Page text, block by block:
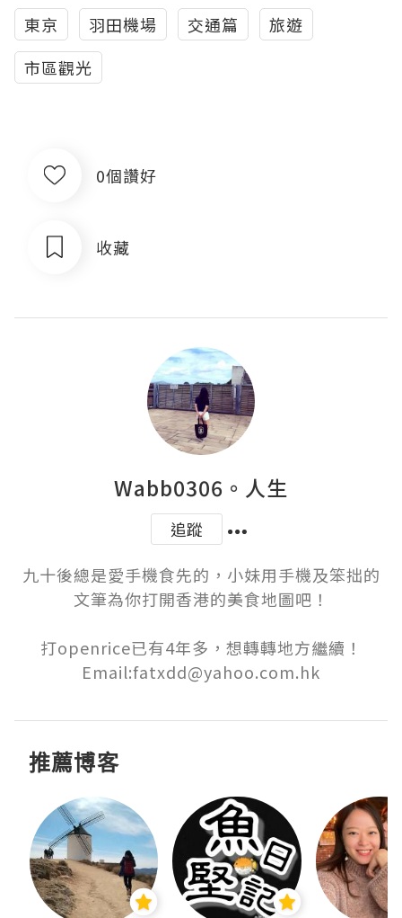
東京 羽田機場 交通篇
旅遊
市區觀光
0個讚好
收藏
Wabb0306。人生
追蹤
九十後總是愛手機食先的，小妹用手機及笨拙的
文筆為你打開香港的美食地圖吧！
打openrice已有4年多，想轉轉地方繼續！
Email:fatxdd@yahoo.com.hk
推薦博客